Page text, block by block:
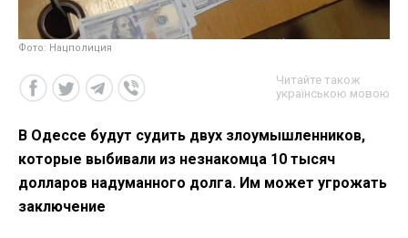
Фото: Нацполиция
Читайте також
українською мовою
В Одессе будут судить двух злоумышленников,
которые выбивали из незнакомца 10 тысяч
долларов надуманного долга. Им может угрожать
заключение